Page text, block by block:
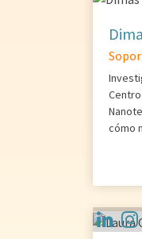
cómo